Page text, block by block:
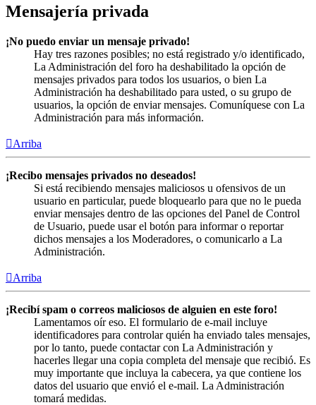
Mensajería privada
¡No puedo enviar un mensaje privado!
Hay tres razones posibles; no está registrado y/o identificado,
La Administración del foro ha deshabilitado la opción de
mensajes privados para todos los usuarios, o bien La
Administración ha deshabilitado para usted, o su grupo de
usuarios, la opción de enviar mensajes. Comuníquese con La
Administración para más información.
Arriba
¡Recibo mensajes privados no deseados!
Si está recibiendo mensajes maliciosos u ofensivos de un
usuario en particular, puede bloquearlo para que no le pueda
enviar mensajes dentro de las opciones del Panel de Control
de Usuario, puede usar el botón para informar o reportar
dichos mensajes a los Moderadores, o comunicarlo a La
Administración.
Arriba
¡Recibí spam o correos maliciosos de alguien en este foro!
Lamentamos oír eso. El formulario de e-mail incluye
identificadores para controlar quién ha enviado tales mensajes,
por lo tanto, puede contactar con La Administración y
hacerles llegar una copia completa del mensaje que recibió. Es
muy importante que incluya la cabecera, ya que contiene los
datos del usuario que envió el e-mail. La Administración
tomará medidas.